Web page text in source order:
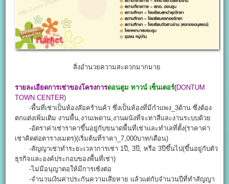
สิ่งอำนวยความสะดวกมากมาย
รายละเอียดการเช่าของโครงการดอนตูม ทาวน์ เซ็นเตอร์(DONTUM
TOWN CENTER)
-พื้นที่เช่าเป็นห้องล๊อคร้านค้า ซึ่งเป็นห้องที่มีกำแพง_3ด้าน ซึ่งต้อง
ตกแต่งเพิ่มเติม งานพื้น,งานเพดาน,งานผนังที่จะทาสีและงานระบบด้วย
-อัตราค่าเช่าราคาขึ้นอยู่กับขนาดพื้นที่เช่าและทำเลที่ตั้ง(ราคาค่า
เช่าคิดต่อตารางเมตร)(เริ่มต้นที่ราคา_7,000บาท/เดือน)
-สัญญาเช่าทำระยะเวลาการเช่า 1ปี, 3ปี, หรือ 3ปีขึ้นไป(ขึ้นอยู่กับตัว
ธุรกิจและองค์ประกอบของพื้นที่เช่า)
-ไม่มีอนุญาตอให้มีการเซ้งต่อ
-จำนวนเงินค่าประกันความเสียหาย แล้วแต่กับจำนวนปีที่ทำสัญญา